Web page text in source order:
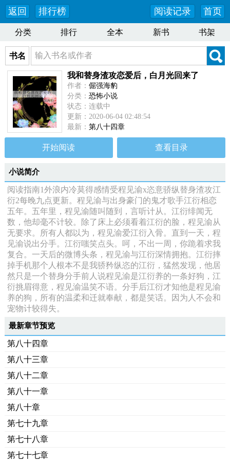
返回 排行榜 首页
阅读记录
分类 排行 全本 新书 书架
书名
我和替身渣攻恋爱后，白月光回来了
作者： 倔强海豹
分类： 恐怖小说
状态：连载中
更新：2020-06-04 02:48:54
最新： 第八十四章
开始阅读 查看目录
小说简介
阅读指南1外浪内冷莫得感情受程见渝x恣意骄纵替身渣攻江
衍2每晚九点更新。程见渝与出身豪门的鬼才歌手江衍相恋
五年。五年里，程见渝随叫随到，言听计从。江衍绯闻无
数，他却毫不计较。除了床上必须看着江衍的脸，程见渝从
无要求。所有人都以为，程见渝爱江衍入骨。直到一天，程
见渝说出分手。江衍嗤笑点头。呵，不出一周，你跪着求我
复合。一天后的微博头条，程见渝与江衍深情拥抱。江衍摔
掉手机那个人根本不是我骄矜纵恣的江衍，猛然发现，他居
然只是一个替身分手前人说程见渝是江衍养的一条好狗，江
衍挑眉得意，程见渝温笑不语。分手后江衍才知他是程见渝
养的狗，所有的温柔和迁就奉献，都是笑话。因为人不会和
宠物计较得失。
最新章节预览
第八十四章
第八十三章
第八十二章
第八十一章
第八十章
第七十九章
第七十八章
第七十七章